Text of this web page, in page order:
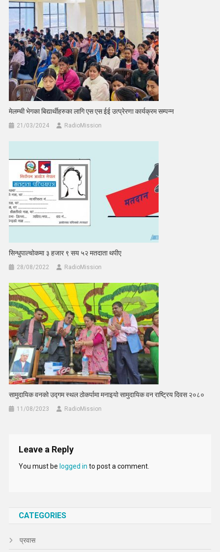
मेलम्ची भेगका बिद्यार्थीहरुका लागि एस एस ईई उत्प्रेरणा कार्यक्रम सम्पन्न
21/03/2024 RadioMission
सिन्धुपाल्चोकमा ३ हजार ९ सय ५२ मतदाता थपीए
28/08/2022 RadioMission
सामुदायिक वनको उद्गम स्थल ठोकर्पामा मनाइयो सामुदायिक वन राष्ट्रिय दिवस २०८०
11/08/2023 RadioMission
Leave a Reply
You must be logged in to post a comment.
CATEGORIES
प्रवास